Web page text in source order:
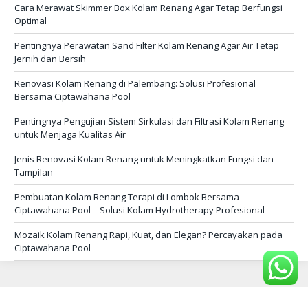
Cara Merawat Skimmer Box Kolam Renang Agar Tetap Berfungsi
Optimal
Pentingnya Perawatan Sand Filter Kolam Renang Agar Air Tetap
Jernih dan Bersih
Renovasi Kolam Renang di Palembang: Solusi Profesional
Bersama Ciptawahana Pool
Pentingnya Pengujian Sistem Sirkulasi dan Filtrasi Kolam Renang
untuk Menjaga Kualitas Air
Jenis Renovasi Kolam Renang untuk Meningkatkan Fungsi dan
Tampilan
Pembuatan Kolam Renang Terapi di Lombok Bersama
Ciptawahana Pool – Solusi Kolam Hydrotherapy Profesional
Mozaik Kolam Renang Rapi, Kuat, dan Elegan? Percayakan pada
Ciptawahana Pool